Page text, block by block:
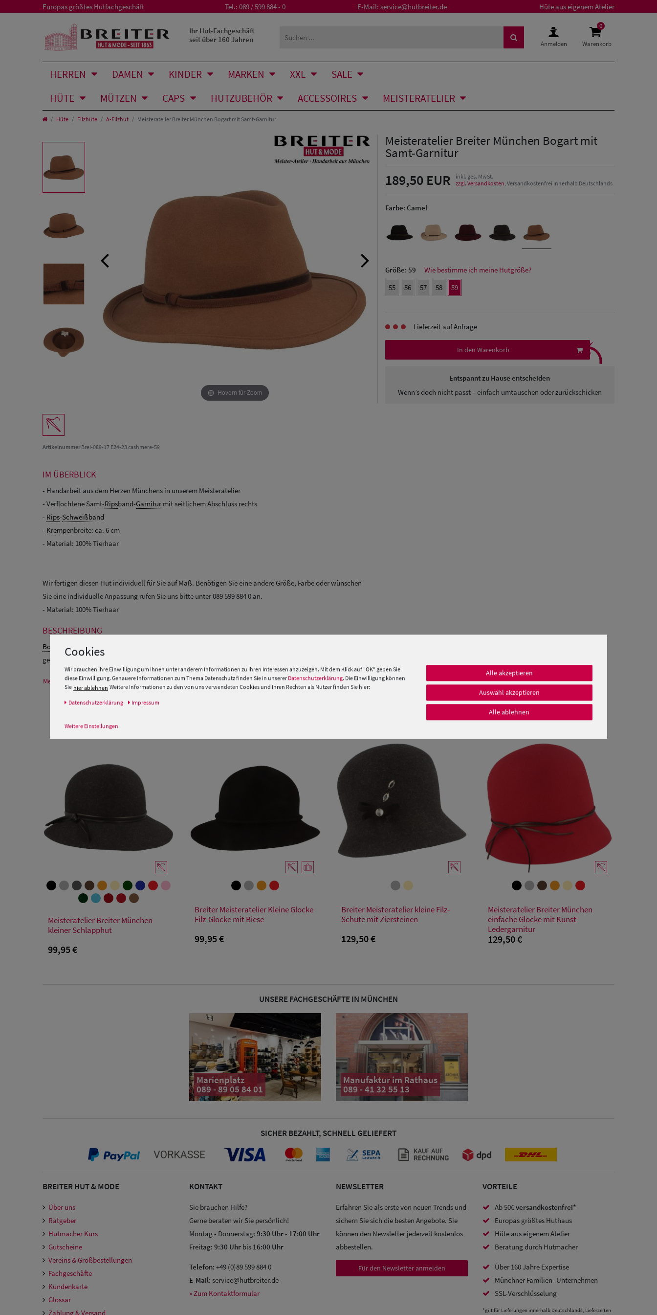
Europas größtes Hutfachgeschäft Tel.: 089 / 599 884 - 0 E-Mail: service@hutbreiter.de Hüte aus eigenem Atelier
Ihr Hut-Fachgeschäft
seit über 160 Jahren
Anmelden
0
Warenkorb
HERREN DAMEN KINDER MARKEN XXL
SALE
HÜTE
MÜTZEN CAPS HUTZUBEHÖR ACCESSOIRES MEISTERATELIER
Hüte Filzhüte A-Filzhut Meisteratelier Breiter München Bogart mit Samt-Garnitur
Hovern für Zoom
ArtikelnummerBrei-089-17 E24-23 cashmere-59
Meisteratelier Breiter München Bogart mit
Samt-Garnitur
189,50 EUR
inkl. ges. MwSt.
zzgl. Versandkosten, Versandkostenfrei innerhalb Deutschlands
Farbe: Camel
Größe: 59
Wie bestimme ich meine Hutgröße?
55
56 57 58 59
Lieferzeit auf Anfrage
In den Warenkorb
Entspannt zu Hause entscheiden
Wenn’s doch nicht passt – einfach umtauschen oder zurückschicken
⤹
IM ÜBERBLICK
- Handarbeit aus dem Herzen Münchens in unserem Meisteratelier
- Verflochtene Samt-Ripsband-Garnitur mit seitlichem Abschluss rechts
- Rips-Schweißband
- Krempenbreite: ca. 6 cm
- Material: 100% Tierhaar
Wir fertigen diesen Hut individuell für Sie auf Maß. Benötigen Sie eine andere Größe, Farbe oder wünschen
Sie eine individuelle Anpassung rufen Sie uns bitte unter 089 599 884 0 an.
- Material: 100% Tierhaar
BESCHREIBUNG
Bogart mit verflochtene Samt-
gefertigt.
Mehr Informationen zum Hersteller und EU Verantwortlichen »
55 56 57
Meisteratelier Breiter München
kleiner Schlapphut
99,95 €
55 56 57
Breiter Meisteratelier Kleine Glocke
Filz-Glocke mit Biese
99,95 €
55 56 57 58
Breiter Meisteratelier kleine Filz-
Schute mit Ziersteinen
129,50 €
55 56 57 58 59
Meisteratelier Breiter München
einfache Glocke mit Kunst-
Ledergarnitur
129,50 €
UNSERE FACHGESCHÄFTE IN MÜNCHEN
Marienplatz
089 - 89 05 84 01
Manufaktur im Rathaus
089 - 41 32 55 13
SICHER BEZAHLT, SCHNELL GELIEFERT
BREITER HUT & MODE
Über uns
Ratgeber
Hutmacher Kurs
Gutscheine
Vereins & Großbestellungen
Fachgeschäfte
Kundenkarte
Glossar
Zahlung & Versand
KONTAKT
Sie brauchen Hilfe?
Gerne beraten wir Sie persönlich!
Montag - Donnerstag: 9:30 Uhr- 17:00 Uhr
Freitag: 9:30 Uhr bis 16:00 Uhr
Telefon: +49 (0)89 599 884 0
E-Mail: service@hutbreiter.de
» Zum Kontaktformular
NEWSLETTER
Erfahren Sie als erste von neuen Trends und
sichern Sie sich die besten Angebote. Sie
können den Newsletter jederzeit kostenlos
abbestellen.
Für den Newsletter anmelden
VORTEILE
Ab 50€versandkostenfrei*
Europas größtes Huthaus
Hüte aus eigenem Atelier
Beratung durch Hutmacher
Über 160 Jahre Expertise
Münchner Familien- Unternehmen
SSL-Verschlüsselung
*gilt für Lieferungen innerhalb Deutschlands, Lieferzeiten
Cookies
Wir brauchen Ihre Einwilligung um Ihnen unter anderem Informationen zu Ihren Interessen anzuzeigen. Mit dem Klick auf "OK" geben Sie
diese Einwilligung. Genauere Informationen zum Thema Datenschutz finden Sie in unserer Datenschutzerklärung. Die Einwilligung können
Sie hier ablehnen Weitere Informationen zu den von uns verwendeten Cookies und Ihren Rechten als Nutzer finden Sie hier:
Daten­schutz­erklärung Impressum
Weitere Einstellungen
Alle akzeptieren
Auswahl akzeptieren
Alle ablehnen